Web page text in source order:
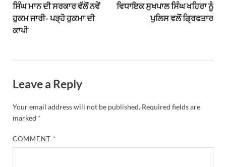
ਸਿੰਘ ਮਾਨ ਦੀ ਸਰਕਾਰ ਵੱਲੋਂ ਨਵੇਂ
ਹੁਕਮ ਜਾਰੀ- ਪੜ੍ਹੋ ਹੁਕਮਾ ਦੀ
ਕਾਪੀ
ਵਿਧਾਇਕ ਸੁਖਪਾਲ ਸਿੰਘ ਖਹਿਰਾ ਨੂੰ
ਪੁਲਿਸ ਵਲੋਂ ਗ੍ਰਿਫਤਾਰ
Leave a Reply
Your email address will not be published. Required fields are
marked *
COMMENT *